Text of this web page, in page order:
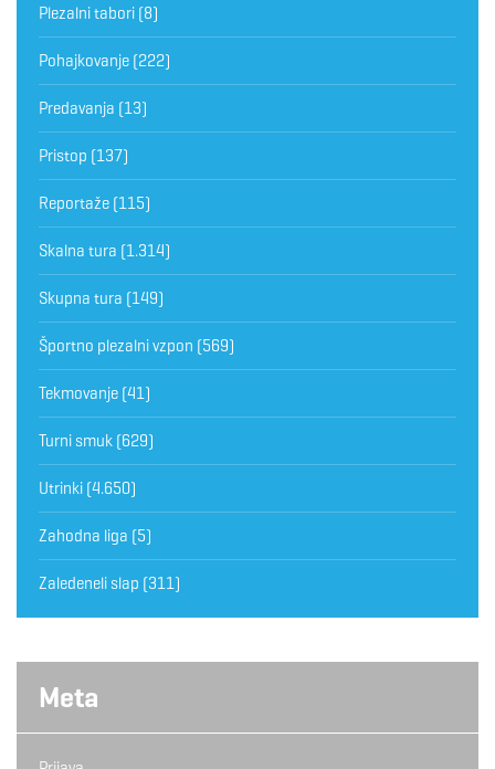
Plezalni tabori (8)
Pohajkovanje (222)
Predavanja (13)
Pristop (137)
Reportaže (115)
Skalna tura (1.314)
Skupna tura (149)
Športno plezalni vzpon (569)
Tekmovanje (41)
Turni smuk (629)
Utrinki (4.650)
Zahodna liga (5)
Zaledeneli slap (311)
Meta